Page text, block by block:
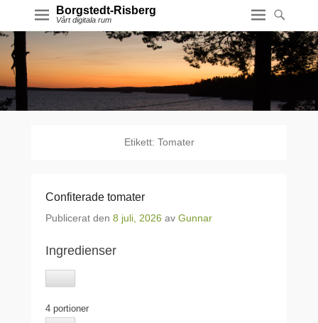
Borgstedt-Risberg
Vårt digitala rum
Etikett: Tomater
Confiterade tomater
Publicerat den 8 juli, 2026 av Gunnar
Ingredienser
4 portioner